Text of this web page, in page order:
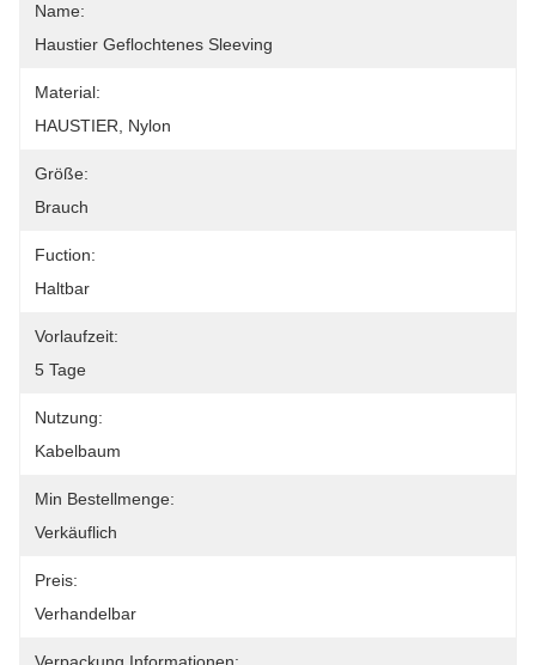
Name:
Haustier Geflochtenes Sleeving
Material:
HAUSTIER, Nylon
Größe:
Brauch
Fuction:
Haltbar
Vorlaufzeit:
5 Tage
Nutzung:
Kabelbaum
Min Bestellmenge:
Verkäuflich
Preis:
Verhandelbar